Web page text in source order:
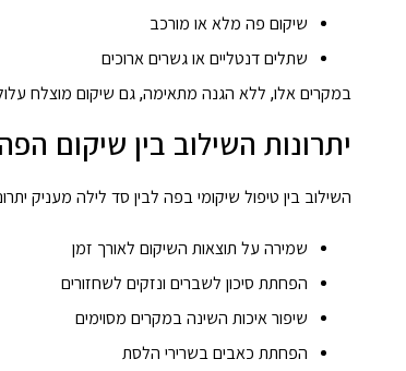
שיקום פה מלא או מורכב
שתלים דנטליים או גשרים ארוכים
במקרים אלו, ללא הגנה מתאימה, גם שיקום מוצלח
יתרונות השילוב בין שיקום
השילוב בין טיפול שיקומי בפה לבין סד לילה מעניק
שמירה על תוצאות השיקום לאורך זמן
הפחתת סיכון לשברים ונזקים לשחזורים
שיפור איכות השינה במקרים מסוימים
הפחתת כאבים בשרירי הלסת